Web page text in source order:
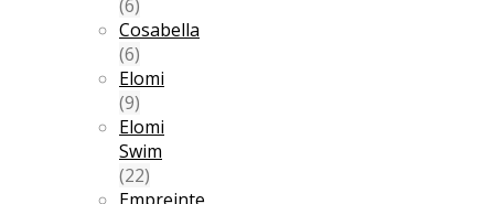
(6)
Cosabella
(6)
Elomi
(9)
Elomi
Swim
(22)